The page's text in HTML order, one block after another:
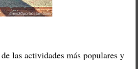
las actividades más populares y